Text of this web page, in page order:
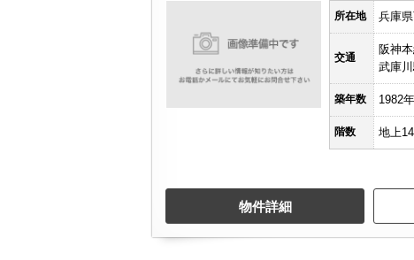
所在地 兵庫
交通
阪神
武庫
築年数 1982
階数 地上
物件詳細